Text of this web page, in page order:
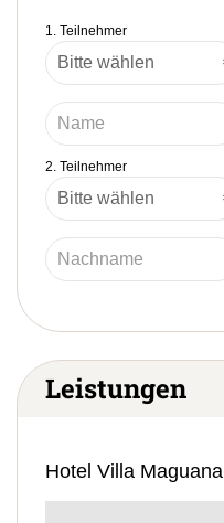
1. Teilnehmer
2. Teilnehmer
Leistungen
Hotel Villa Maguana